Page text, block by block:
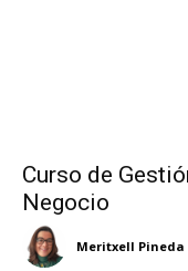
Curso de
Negocio
Meritxell Pineda